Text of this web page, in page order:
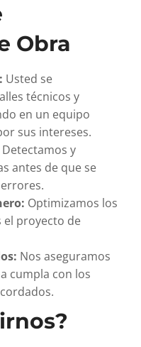
Obra
Usted se
técnicos y
en un equipo
sus intereses.
Detectamos y
antes de que se
Optimizamos los
el proyecto de
Nos aseguramos
cumpla con los